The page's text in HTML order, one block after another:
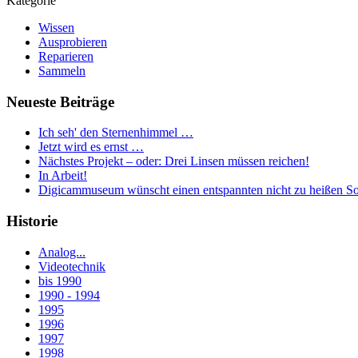
Wissen
Ausprobieren
Reparieren
Sammeln
Neueste Beiträge
Ich seh' den Sternenhimmel …
Jetzt wird es ernst …
Nächstes Projekt – oder: Drei Linsen müssen reichen!
In Arbeit!
Digicammuseum wünscht einen entspannten nicht zu heißen
Historie
Analog...
Videotechnik
bis 1990
1990 - 1994
1995
1996
1997
1998